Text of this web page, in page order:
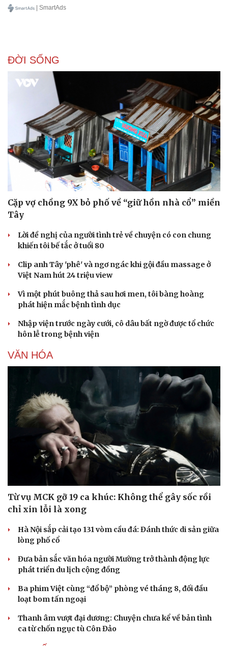
Thế giới thể thao
| SmartAds
ĐỜI SỐNG
Cặp vợ chồng 9X bỏ phố về “giữ hồn nhà cổ” miền
Tây
Lời đề nghị của người tình trẻ về chuyện có con chung
khiến tôi bế tắc ở tuổi 80
Clip anh Tây 'phê' và ngơ ngác khi gội đầu massage ở
Việt Nam hút 24 triệu view
Vì một phút buông thả sau hơi men, tôi bàng hoàng
phát hiện mắc bệnh tình dục
Nhập viện trước ngày cưới, cô dâu bất ngờ được tổ chức
hôn lễ trong bệnh viện
VĂN HÓA
Từ vụ MCK gỡ 19 ca khúc: Không thể gây sốc rồi
chỉ xin lỗi là xong
Hà Nội sắp cải tạo 131 vòm cầu đá: Đánh thức di sản giữa
lòng phố cổ
Đưa bản sắc văn hóa người Mường trở thành động lực
phát triển du lịch cộng đồng
Ba phim Việt cùng “đổ bộ” phòng vé tháng 8, đối đầu
loạt bom tấn ngoại
Thanh âm vượt đại dương: Chuyện chưa kể về bản tình
ca từ chốn ngục tù Côn Đảo